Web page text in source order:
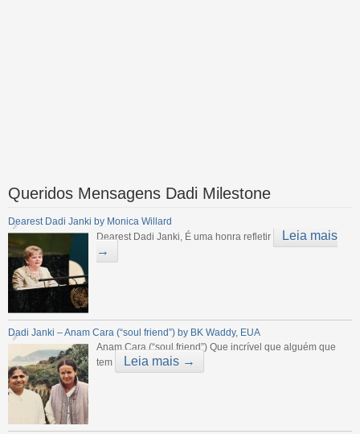
Queridos Mensagens Dadi Milestone
Dearest Dadi Janki by Monica Willard
Dearest Dadi Janki, É uma honra refletir
Leia mais
→
Dadi Janki – Anam Cara (“soul friend”) by BK Waddy, EUA
Anam Cara (“soul friend”) Que incrível que alguém que
tem
Leia mais →